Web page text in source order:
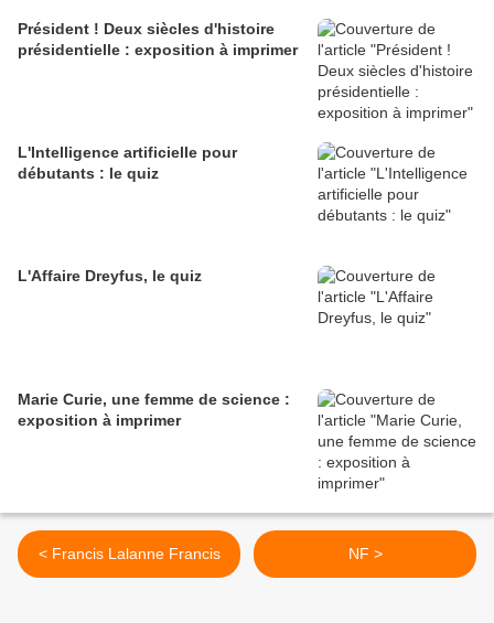
Président ! Deux siècles d'histoire
présidentielle : exposition à imprimer
L'Intelligence artificielle pour
débutants : le quiz
L'Affaire Dreyfus, le quiz
Marie Curie, une femme de science :
exposition à imprimer
< Francis Lalanne Francis NF >